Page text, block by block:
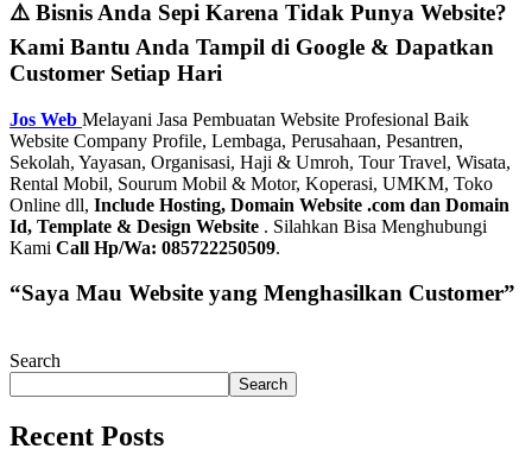
⚠️ Bisnis Anda Sepi Karena Tidak Punya Website?
Kami Bantu Anda Tampil di Google & Dapatkan
Customer Setiap Hari
Jos Web Melayani Jasa Pembuatan Website Profesional Baik
Website Company Profile, Lembaga, Perusahaan, Pesantren,
Sekolah, Yayasan, Organisasi, Haji & Umroh, Tour Travel, Wisata,
Rental Mobil, Sourum Mobil & Motor, Koperasi, UMKM, Toko
Online dll, Include Hosting, Domain Website .com dan Domain
Id, Template & Design Website . Silahkan Bisa Menghubungi
Kami Call Hp/Wa: 085722250509.
“Saya Mau Website yang Menghasilkan Customer”
Search
Search
Recent Posts